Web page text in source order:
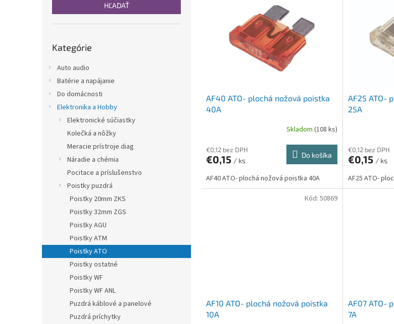
HĽADAŤ
kategórie
Kategórie
Auto audio
Batérie a napájanie
Do domácnosti
Elektronika a Hobby
Elektronické súčiastky
Kolečká a nôžky
Meracie prístroje diag
Náradie a chémia
Pocitace a príslušenstvo
Poistky puzdrá
Poistky 20mm ZKS
Poistky 32mm ZGS
Poistky AGU
Poistky ATM
Poistky ATO
Poistky ostatné
Poistky WF
Poistky WF ANL
Puzdrá káblové a panelové
Puzdrá príchytky
AF40 ATO- plochá nožová poistka
40A
Skladom (108 ks)
€0,12 bez DPH
€0,15 / ks
Do košíka
AF40 ATO- plochá nožová poistka 40A
AF25 ATO-
25A
€0,12 bez DPH
€0,15 / ks
AF25 ATO-
AF10 ATO- plochá nožová poistka
10A
Kód: 50869
AF07 ATO-
7A